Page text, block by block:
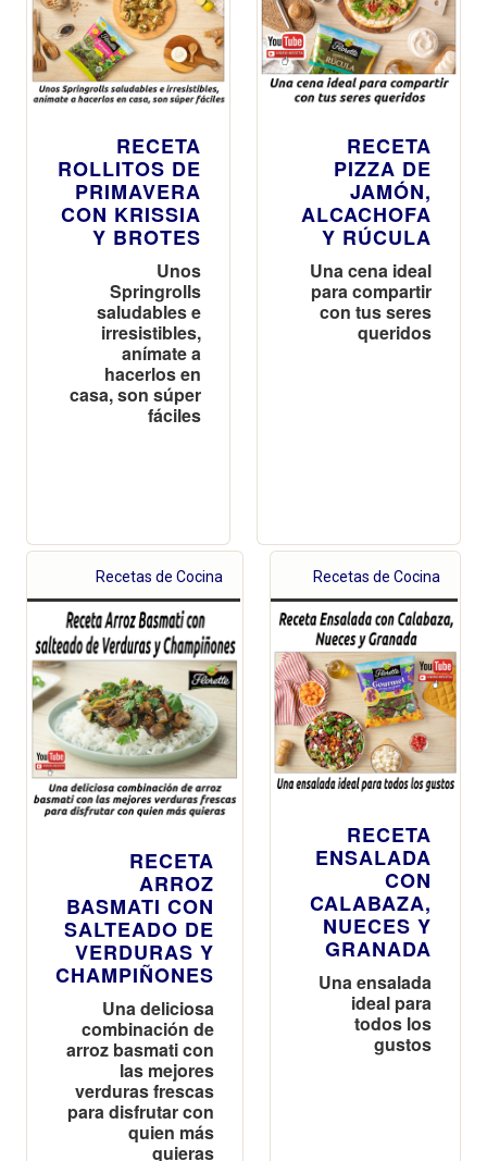
RECETA
ROLLITOS DE
PRIMAVERA
CON KRISSIA
Y BROTES
Unos
Springrolls
saludables e
irresistibles,
anímate a
hacerlos en
casa, son súper
fáciles
RECETA
PIZZA DE
JAMÓN,
ALCACHOFA
Y RÚCULA
Una cena ideal
para compartir
con tus seres
queridos
Recetas de Cocina
RECETA
ARROZ
BASMATI CON
SALTEADO DE
VERDURAS Y
CHAMPIÑONES
Una deliciosa
combinación de
arroz basmati con
las mejores
verduras frescas
para disfrutar con
quien más
quieras
Recetas de Cocina
RECETA
ENSALADA
CON
CALABAZA,
NUECES Y
GRANADA
Una ensalada
ideal para
todos los
gustos